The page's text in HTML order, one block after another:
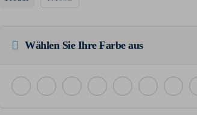
Wählen Sie Ihre Farbe aus